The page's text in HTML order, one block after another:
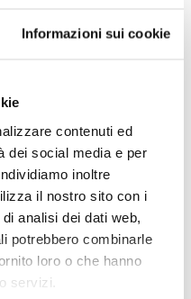
Informazioni sui cookie
contenuti ed
dei social media e per
inoltre
il nostro sito con i
analisi dei dati web,
potrebbero combinarle
loro o che hanno
servizi.
TEN